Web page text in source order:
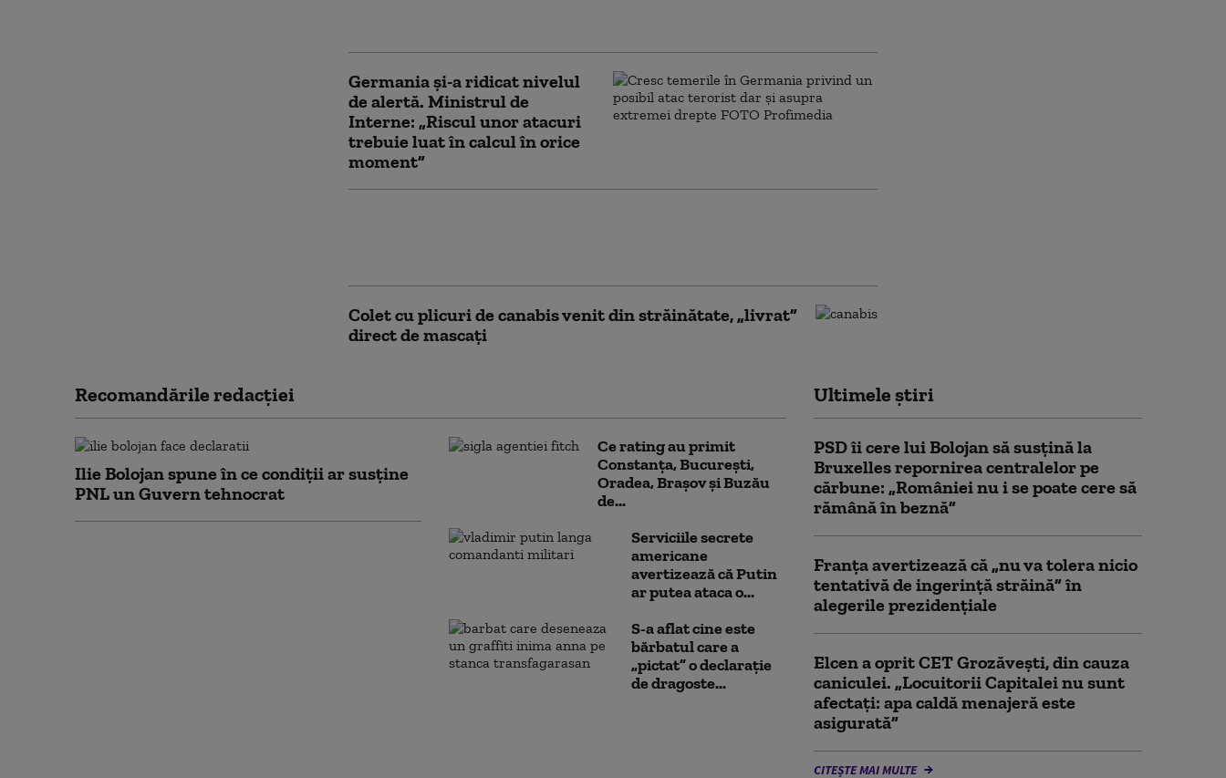
Germania și-a ridicat nivelul
de alertă. Ministrul de
Interne: „Riscul unor atacuri
trebuie luat în calcul în orice
moment”
Colet cu plicuri de canabis venit din străinătate, „livrat”
direct de mascați
Recomandările redacţiei
Ilie Bolojan spune în ce condiții ar susține
PNL un Guvern tehnocrat
Ce rating au primit
Constanța, București,
Oradea, Brașov și Buzău
de...
Serviciile secrete
americane
avertizează că Putin
ar putea ataca o...
S-a aflat cine este
bărbatul care a
„pictat” o declarație
de dragoste...
Ultimele știri
PSD îi cere lui Bolojan să susțină la
Bruxelles repornirea centralelor pe
cărbune: „României nu i se poate cere să
rămână în beznă”
Franţa avertizează că „nu va tolera nicio
tentativă de ingerinţă străină” în
alegerile prezidenţiale
Elcen a oprit CET Grozăveşti, din cauza
caniculei. „Locuitorii Capitalei nu sunt
afectați: apa caldă menajeră este
asigurată”
CITEȘTE MAI MULTE